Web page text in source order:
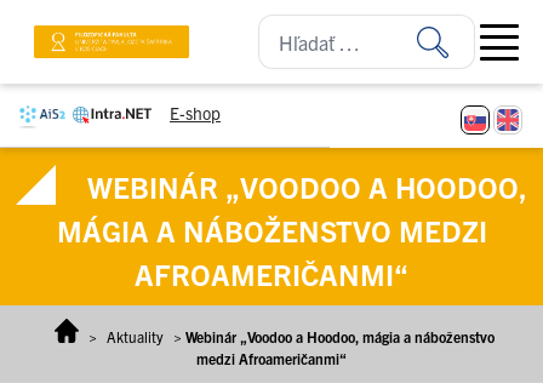
E-shop
Open
WEBINÁR „VOODOO A HOODOO,
MÁGIA A NÁBOŽENSTVO MEDZI
AFROAMERIČANMI“
> Aktuality > Webinár „Voodoo a Hoodoo, mágia a náboženstvo
medzi Afroameričanmi“